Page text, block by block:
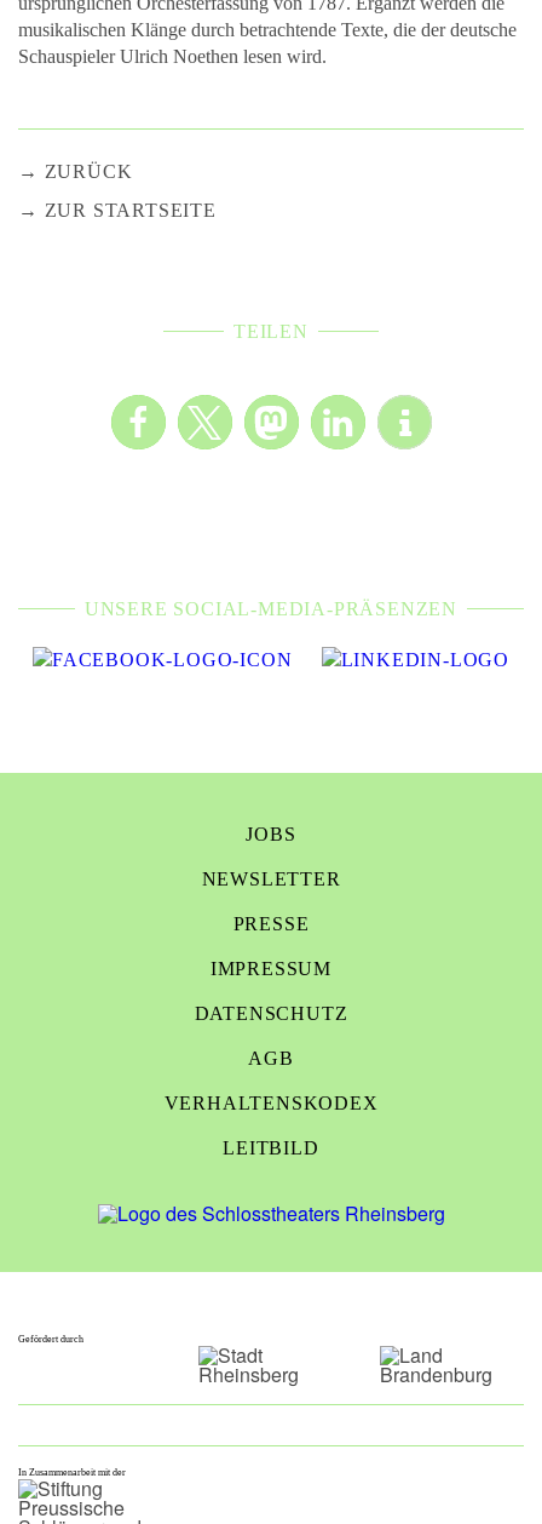
musikalischen Klänge durch betrachtende Texte, die der deutsche
Schauspieler Ulrich Noethen lesen wird.
ZURÜCK
ZUR STARTSEITE
TEILEN
UNSERE SOCIAL-MEDIA-PRÄSENZEN
JOBS
NEWSLETTER
PRESSE
IMPRESSUM
DATENSCHUTZ
AGB
VERHALTENSKODEX
LEITBILD
Gefördert durch
In Zusammenarbeit mit der